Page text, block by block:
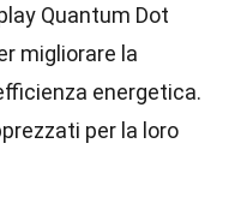
Quantum Dot
migliorare la
energetica.
per la loro